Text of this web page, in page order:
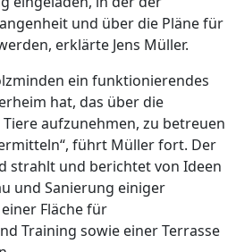
und über die Pläne für
erklärte Jens Müller.
ein funktionierendes
hat, das über die
aufzunehmen, zu betreuen
führt Müller fort. Der
strahlt und berichtet von Ideen
und Sanierung einiger
Fläche für
Training sowie einer Terrasse